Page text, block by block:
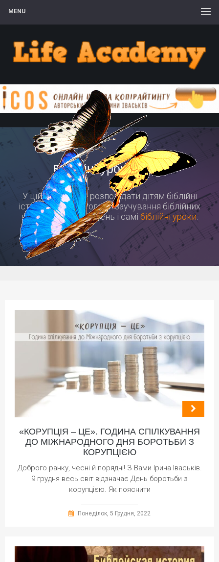
MENU
Біблійні уроки дітям
У цій рубриці: як розповідати дітям біблійні
історії, цікаві методики заучування біблійних
віршів і дитячих пісень і самі біблійні уроки
«КОРУПЦІЯ – ЦЕ». ГОДИНА СПІЛКУВАННЯ
ДО МІЖНАРОДНОГО ДНЯ БОРОТЬБИ З
КОРУПЦІЄЮ
Доброго ранку, чесні й порядні! З Вами Ірина Іваськів.
9 грудня весь світ відзначає День боротьби з
корупцією. Як пояснити
Понеділок, 5 Грудня, 2022